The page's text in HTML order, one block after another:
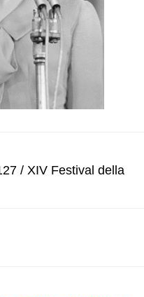
/ XIV Festival della